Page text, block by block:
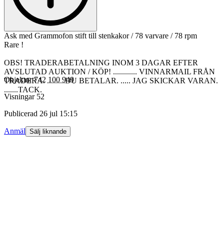
Ask med Grammofon stift till stenkakor / 78 varvare / 78 rpm
Rare !
OBS! TRADERABETALNING INOM 3 DAGAR EFTER
AVSLUTAD AUKTION / KÖP! ............ VINNARMAIL FRÅN
TRADERA. .........DU BETALAR. ..... JAG SKICKAR VARAN.
.......TACK.
Objektnr 742 100 949
Visningar 52
Publicerad 26 jul 15:15
Anmäl Sälj liknande